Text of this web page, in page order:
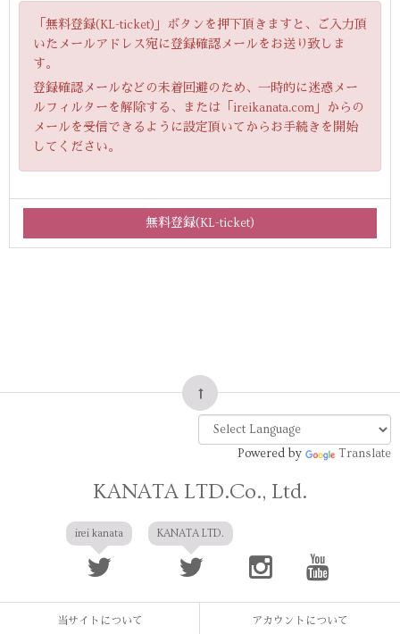
「無料登録(KL-ticket)」ボタンを押下頂きますと、ご入力頂
いたメールアドレス宛に登録確認メールをお送り致しま
す。
登録確認メールなどの未着回避のため、一時的に迷惑メー
ルフィルターを解除する、または「ireikanata.com」からの
メールを受信できるように設定頂いてからお手続きを開始
してください。
Powered by Translate
KANATA LTD.Co., Ltd.
irei kanata KANATA LTD.
当サイトについて アカウントについて